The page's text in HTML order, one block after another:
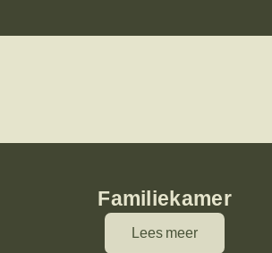
Familiekamer
Lees meer